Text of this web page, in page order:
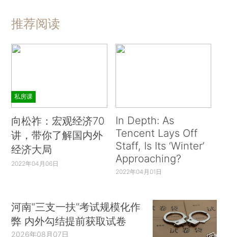
推荐阅读
私房课
向松祚：宏观经济70
讲，带你了解国内外
经济大局
2022年04月06日
In Depth: As
Tencent Lays Off
Staff, Is Its ‘Winter’
Approaching?
2022年04月01日
河南“三支一扶”考试规模化作
弊 内外勾结提前获取试卷
2026年08月07日